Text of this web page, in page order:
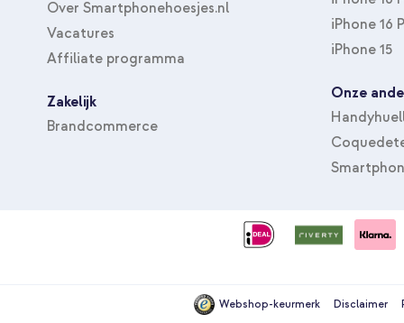
Over Smartphonehoesjes.nl
Vacatures
Affiliate programma
Zakelijk
Brandcommerce
iPhone 16
iPhone 15
Onze
Webshop-keurmerk Disclaimer